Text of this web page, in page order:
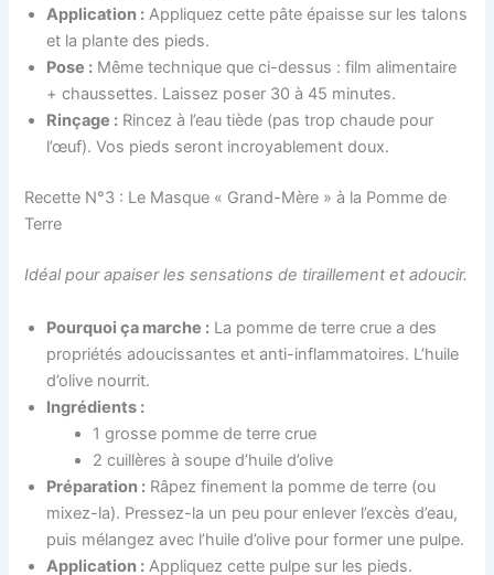
Application : Appliquez cette pâte épaisse sur les talons
et la plante des pieds.
Pose : Même technique que ci-dessus : film alimentaire
+ chaussettes. Laissez poser 30 à 45 minutes.
Rinçage : Rincez à l’eau tiède (pas trop chaude pour
l’œuf). Vos pieds seront incroyablement doux.
Recette N°3 : Le Masque « Grand-Mère » à la Pomme de
Terre
Idéal pour apaiser les sensations de tiraillement et adoucir.
Pourquoi ça marche : La pomme de terre crue a des
propriétés adoucissantes et anti-inflammatoires. L’huile
d’olive nourrit.
Ingrédients :
1 grosse pomme de terre crue
2 cuillères à soupe d’huile d’olive
Préparation : Râpez finement la pomme de terre (ou
mixez-la). Pressez-la un peu pour enlever l’excès d’eau,
puis mélangez avec l’huile d’olive pour former une pulpe.
Application : Appliquez cette pulpe sur les pieds.